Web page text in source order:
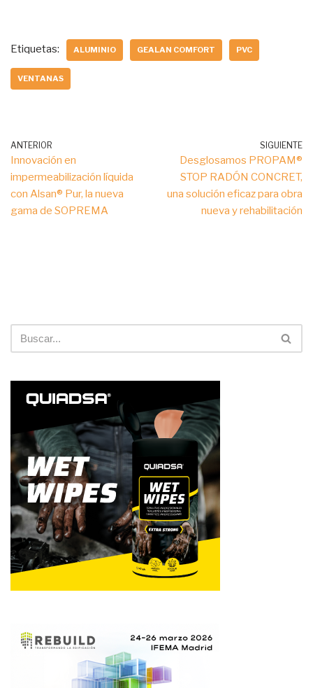
Etiquetas: ALUMINIO GEALAN COMFORT PVC
VENTANAS
ANTERIOR
Innovación en
impermeabilización líquida
con Alsan® Pur, la nueva
gama de SOPREMA
SIGUIENTE
Desglosamos PROPAM®
STOP RADÓN CONCRET,
una solución eficaz para obra
nueva y rehabilitación